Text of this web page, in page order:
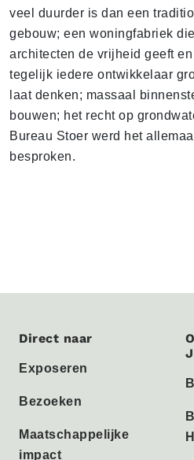
veel duurder is dan een
gebouw; een woningfabriek die
architecten de vrijheid geeft en
tegelijk iedere ontwikkelaar
laat denken; massaal
bouwen; het recht op
Bureau Stoer werd het allemaal
besproken.
Direct naar
Exposeren
Bezoeken
Maatschappelijke
impact